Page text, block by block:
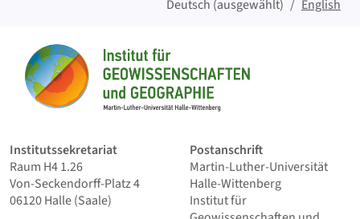
Deutsch (ausgewählt)
English
Startseite
Institutssekretariat
Raum H4 1.26
Von-Seckendorff-Platz 4
06120 Halle (Saale)
Postanschrift
Martin-Luther-Universität
Halle-Wittenberg
Institut für